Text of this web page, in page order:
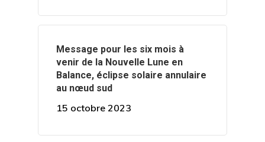
Message pour les six mois à
venir de la Nouvelle Lune en
Balance, éclipse solaire annulaire
au nœud sud
15 octobre 2023